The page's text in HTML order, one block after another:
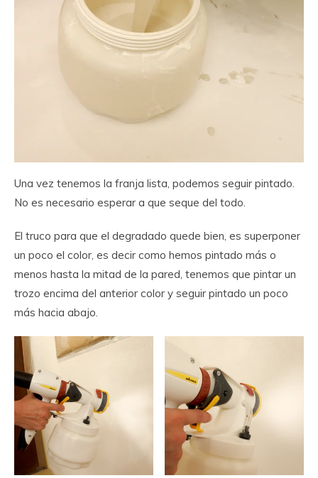
Una vez tenemos la franja lista, podemos seguir pintado.
No es necesario esperar a que seque del todo.
El truco para que el degradado quede bien, es superponer
un poco el color, es decir como hemos pintado más o
menos hasta la mitad de la pared, tenemos que pintar un
trozo encima del anterior color y seguir pintado un poco
más hacia abajo.